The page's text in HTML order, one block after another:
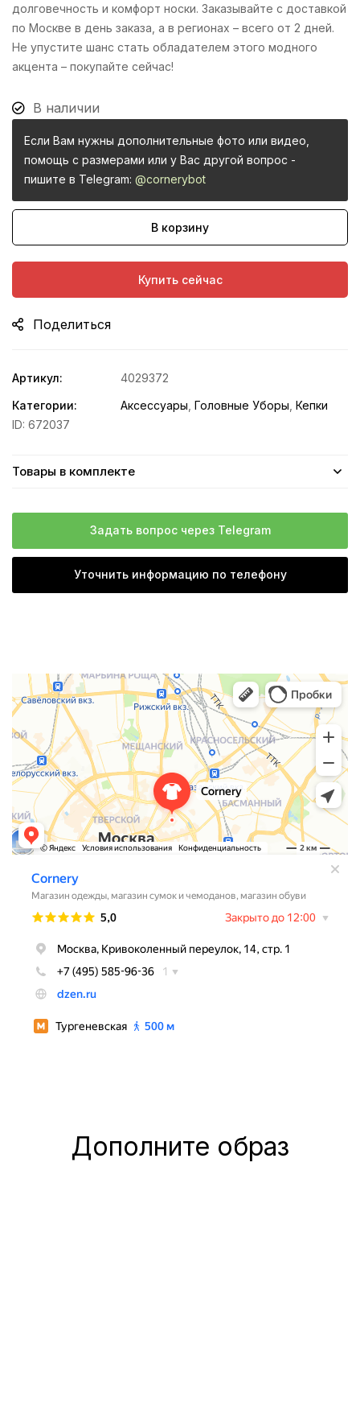
долговечность и комфорт носки. Заказывайте с доставкой
по Москве в день заказа, а в регионах – всего от 2 дней.
Не упустите шанс стать обладателем этого модного
акцента – покупайте сейчас!
В наличии
Если Вам нужны дополнительные фото или видео,
помощь с размерами или у Вас другой вопрос -
пишите в Telegram: @cornerybot
В корзину
Купить сейчас
Поделиться
Артикул:
4029372
Категории:
Аксессуары Головные Уборы Кепки
ID: 672037
Товары в комплекте
Задать вопрос через Telegram
Уточнить информацию по телефону
Дополните образ